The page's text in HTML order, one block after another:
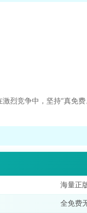
烈竞争中，坚持“真免
海量正
全免费